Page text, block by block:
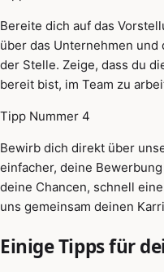
Bereite dich auf das
über das Unternehmen
der Stelle. Zeige, dass du
bereit bist, im Team zu
Tipp Nummer 4
Bewirb dich direkt über
einfacher, deine
deine Chancen, schnell
uns gemeinsam deinen
Einige Tipps für